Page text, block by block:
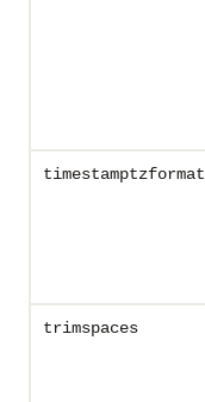
timestamptzformat
trimspaces